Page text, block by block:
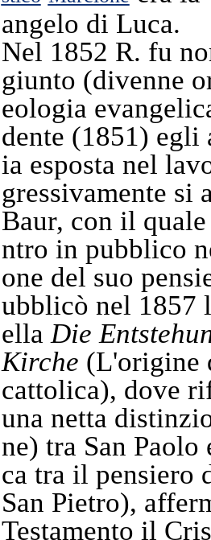
angelo di Luca.
Nel 1852 R. fu
giunto (divenne
eologia
dente (1851) egli
ia esposta nel
gressivamente si
Baur, con il
ntro in pubblico
one del suo
ubblicò nel 1857
ellaDie
Kirche (L'origine
cattolica), dove
una netta
ne) tra San
ca tra il pensiero
San Pietro),
Testamento il